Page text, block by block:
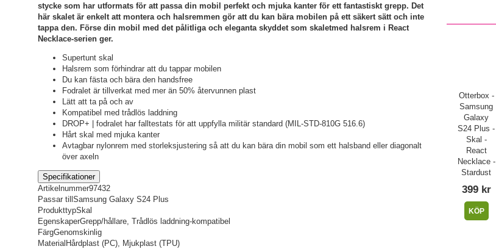
Otterbox -
Samsung
Galaxy
S24 Plus -
Skal -
React
Necklace -
Stardust
399 kr
KÖP
stycke som har utformats för att passa din mobil perfekt och mjuka kanter för ett fantastiskt grepp. Det
här skalet är enkelt att montera och halsremmen gör att du kan bära mobilen på ett säkert sätt och inte
tappa den. Förse din mobil med det pålitliga och eleganta skyddet som skaletmed halsrem i React
Necklace-serien ger.
Supertunt skal
Halsrem som förhindrar att du tappar mobilen
Du kan fästa och bära den handsfree
Fodralet är tillverkat med mer än 50% återvunnen plast
Lätt att ta på och av
Kompatibel med trådlös laddning
DROP+ | fodralet har falltestats för att uppfylla militär standard (MIL-STD-810G 516.6)
Hårt skal med mjuka kanter
Avtagbar nylonrem med storleksjustering så att du kan bära din mobil som ett halsband eller diagonalt
över axeln
Specifikationer
Artikelnummer97432
Passar till Samsung Galaxy S24 Plus
ProdukttypSkal
EgenskaperGrepp/hållare, Trådlös laddning-kompatibel
FärgGenomskinlig
Material Hårdplast (PC), Mjukplast (TPU)